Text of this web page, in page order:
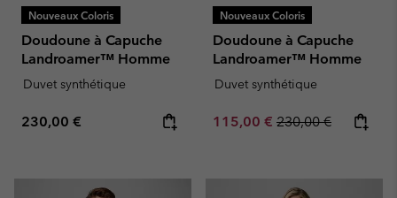
Nouveaux Coloris
Doudoune à Capuche
Landroamer™ Homme
Duvet synthétique
Regular price:
230,00 €
Nouveaux Coloris
Doudoune à Capuche
Landroamer™ Homme
Duvet synthétique
Sale price:
115,00 € Regular price:
230,00 €